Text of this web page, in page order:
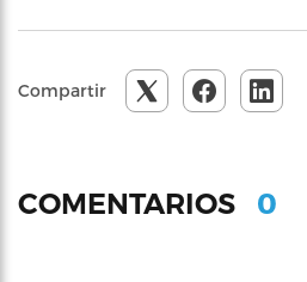
Compartir
COMENTARIOS 0